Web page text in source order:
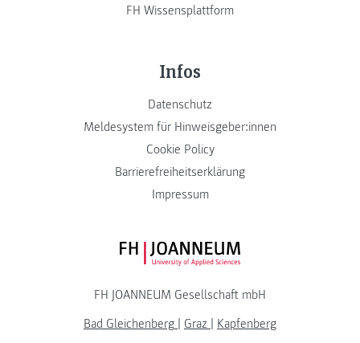
FH Wissensplattform
Infos
Datenschutz
Meldesystem für Hinweisgeber:innen
Cookie Policy
Barrierefreiheitserklärung
Impressum
FH JOANNEUM Logo
FH JOANNEUM Gesellschaft mbH
Bad Gleichenberg | Graz | Kapfenberg